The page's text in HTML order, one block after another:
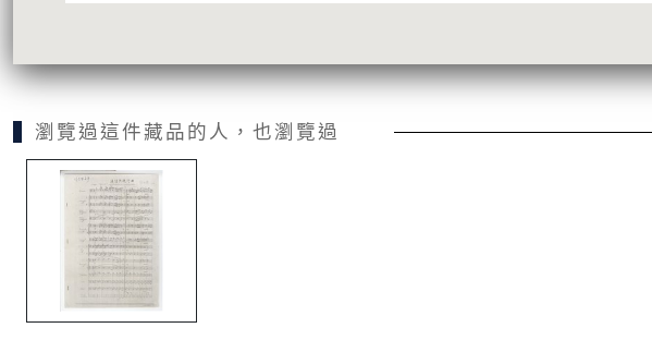
瀏覽過這件藏品的人，也瀏覽過